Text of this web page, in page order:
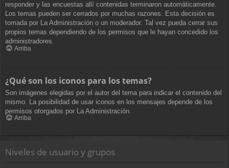
responder y las encuestas allí contenidas terminaron automáticamente.
Los temas pueden ser cerrados por muchas razones. Esta decisión es
tomada por La Administración o un moderador. Tal vez pueda cerrar sus
propios temas dependiendo de los permisos que le hayan concedido los
administradores.
Arriba
¿Qué son los iconos para los temas?
Son imágenes elegidas por el autor del tema para indicar el contenido del
mismo. La posibilidad de usar iconos en los mensajes depende de los
permisos otorgados por La Administración.
Arriba
Niveles de usuario y grupos